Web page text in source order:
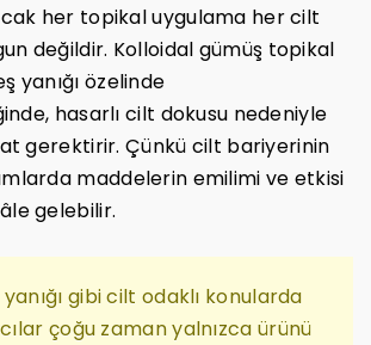
her topikal uygulama her cilt
değildir. Kolloidal gümüş topikal
yanığı özelinde
hasarlı cilt dokusu nedeniyle
gerektirir. Çünkü cilt bariyerinin
maddelerin emilimi ve etkisi
gelebilir.
gibi cilt odaklı konularda
çoğu zaman yalnızca ürünü